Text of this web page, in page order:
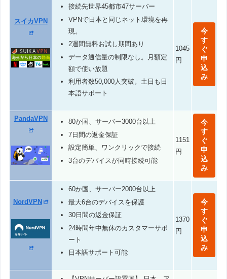
スイカVPN
接続先世界45都市47サーバー
VPNで日本と同じネット環境を再
現。
2週間無料お試し期間あり
データ通信量の制限なし。月額定
額で使い放題
利用者数50,000人突破。土日も日
本語サポート
1045
円
今
す
ぐ
申
込
み
PandaVPN
80か国、サーバー3000台以上
7日間の返金保証
設定簡単、ワンクリックで接続
3台のデバイスが同時接続可能
1151
円
今
す
ぐ
申
込
み
NordVPN
60か国、サーバー2000台以上
最大6台のデバイスを保護
30日間の返金保証
24時間年中無休のカスタマーサポ
ート
日本語サポート可能
1370
円
今
す
ぐ
申
込
み